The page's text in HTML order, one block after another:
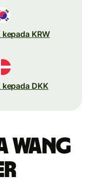
kepada KRW
kepada DKK
wang